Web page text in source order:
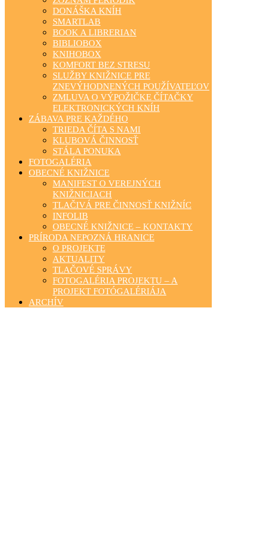
DONÁŠKA KNÍH
SMARTLAB
BOOK A LIBRERIAN
BIBLIOBOX
KNIHOBOX
KOMFORT BEZ STRESU
SLUŽBY KNIŽNICE PRE
ZNEVÝHODNENÝCH POUŽÍVATEĽOV
ZMLUVA O VÝPOŽIČKE ČÍTAČKY
ELEKTRONICKÝCH KNÍH
ZÁBAVA PRE KAŽDÉHO
TRIEDA ČÍTA S NAMI
KLUBOVÁ ČINNOSŤ
STÁLA PONUKA
FOTOGALÉRIA
OBECNÉ KNIŽNICE
MANIFEST O VEREJNÝCH
KNIŽNICIACH
TLAČIVÁ PRE ČINNOSŤ KNIŽNÍC
INFOLIB
OBECNÉ KNIŽNICE – KONTAKTY
PRÍRODA NEPOZNÁ HRANICE
O PROJEKTE
AKTUALITY
TLAČOVÉ SPRÁVY
FOTOGALÉRIA PROJEKTU – A
PROJEKT FOTÓGALÉRIÁJA
ARCHÍV